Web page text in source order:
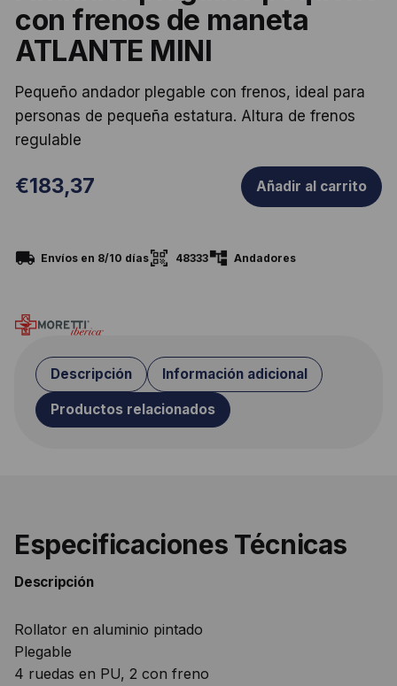
con frenos de maneta
ATLANTE MINI
Pequeño andador plegable con frenos, ideal para
personas de pequeña estatura. Altura de frenos
regulable
€183,37 Añadir al carrito
Envíos en 8/10 días 48333 Andadores
Descripción Información adicional
Productos relacionados
Especificaciones Técnicas
Descripción
Rollator en aluminio pintado
Plegable
4 ruedas en PU, 2 con freno